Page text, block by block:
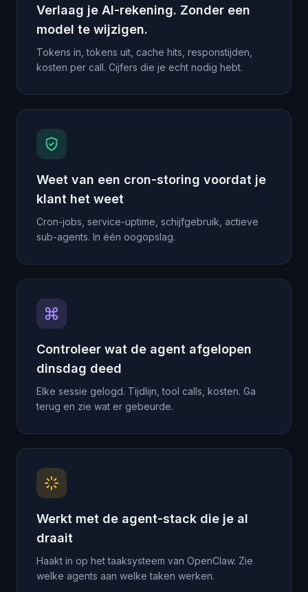
Verlaag je AI-rekening. Zonder een
model te wijzigen.
Tokens in, tokens uit, cache hits, responstijden,
kosten per call. Cijfers die je echt nodig hebt.
Weet van een cron-storing voordat je
klant het weet
Cron-jobs, service-uptime, schijfgebruik, actieve
sub-agents. In één oogopslag.
Controleer wat de agent afgelopen
dinsdag deed
Elke sessie gelogd. Tijdlijn, tool calls, kosten. Ga
terug en zie wat er gebeurde.
Werkt met de agent-stack die je al
draait
Haakt in op het taaksysteem van OpenClaw. Zie
welke agents aan welke taken werken.